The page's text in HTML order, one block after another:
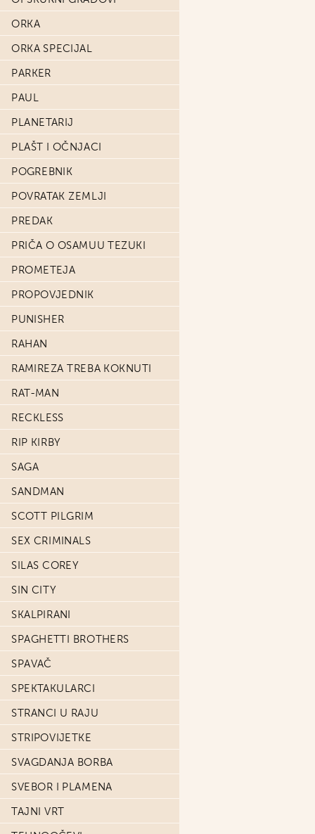
ORKA
ORKA SPECIJAL
PARKER
PAUL
PLANETARIJ
PLAŠT I OČNJACI
POGREBNIK
POVRATAK ZEMLJI
PREDAK
PRIČA O OSAMUU TEZUKI
PROMETEJA
PROPOVJEDNIK
PUNISHER
RAHAN
RAMIREZA TREBA KOKNUTI
RAT-MAN
RECKLESS
RIP KIRBY
SAGA
SANDMAN
SCOTT PILGRIM
SEX CRIMINALS
SILAS COREY
SIN CITY
SKALPIRANI
SPAGHETTI BROTHERS
SPAVAČ
SPEKTAKULARCI
STRANCI U RAJU
STRIPOVIJETKE
SVAGDANJA BORBA
SVEBOR I PLAMENA
TAJNI VRT